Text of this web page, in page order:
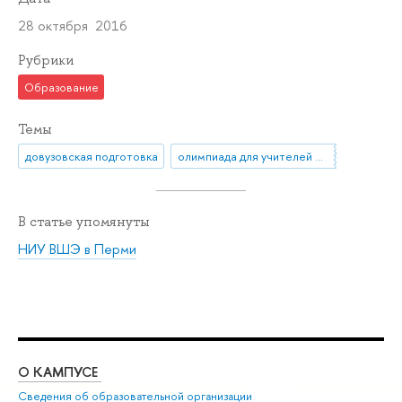
28 октября 2016
Рубрики
Образование
Темы
довузовская подготовка олимпиада для учителей ПРОФИ
В статье упомянуты
НИУ ВШЭ в Перми
О КАМПУСЕ
Сведения об образовательной организации